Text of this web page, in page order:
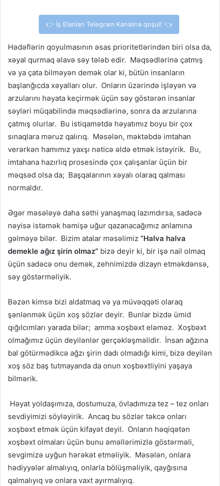
👉 İş Elanları Telegram Kanalına qoşul! 👈
Hədəflərin qoyulmasının əsas prioritetlərindən biri olsa da,
xəyal qurmaq əlavə səy tələb edir. Məqsədlərinə çatmış
və ya çata bilməyən demək olar ki, bütün insanların
başlanğıcda xəyalları olur. Onların üzərində işləyən və
arzularını həyata keçirmək üçün səy göstərən insanlar
səyləri müqabilində məqsədlərinə, sonra da arzularına
çatmış olurlar. Bu istiqamətdə həyatımız boyu bir çox
sınaqlara məruz qalırıq. Məsələn, məktəbdə imtahan
verərkən hamımız yaxşı nəticə əldə etmək istəyirik. Bu,
imtahana hazırlıq prosesində çox çalışanlar üçün bir
məqsəd olsa da; Başqalarının xəyalı olaraq qalması
normaldır.
Əgər məsələyə daha səthi yanaşmaq lazımdırsa, sadəcə
nəyisə istəmək həmişə uğur qazanacağımız anlamına
gəlməyə bilər. Bizim atalar məsəlimiz “Halva halva
demekle ağız şirin olmaz” bizə deyir ki, bir işə nail olmaq
üçün sadəcə onu demək, zehnimizdə dizayn etməkdənsə,
səy göstərməliyik.
Bəzən kimsə bizi aldatmaq və ya müvəqqəti olaraq
şənlənmək üçün xoş sözlər deyir. Bunlar bizdə ümid
qığılcımları yarada bilər; amma xoşbəxt eləməz. Xoşbəxt
olmağımız üçün deyilənlər gerçəkləşməlidir. İnsan ağzına
bal götürmədikcə ağzı şirin dadı olmadığı kimi, bizə deyilən
xoş söz baş tutmayanda da onun xoşbəxtliyini yaşaya
bilmərik.
Həyat yoldaşımıza, dostumuza, övladımıza tez – tez onları
sevdiyimizi söyləyirik. Ancaq bu sözlər təkcə onları
xoşbəxt etmək üçün kifayət deyil. Onların həqiqətən
xoşbəxt olmaları üçün bunu əməllərimizlə göstərməli,
sevgimizə uyğun hərəkət etməliyik. Məsələn, onlara
hədiyyələr almalıyıq, onlarla bölüşməliyik, qayğısına
qalmalıyıq və onlara vaxt ayırmalıyıq.